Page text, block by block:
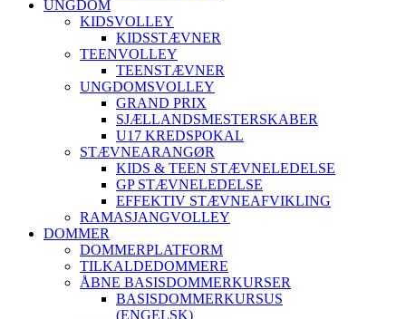
UNGDOM
KIDSVOLLEY
KIDSSTÆVNER
TEENVOLLEY
TEENSTÆVNER
UNGDOMSVOLLEY
GRAND PRIX
SJÆLLANDSMESTERSKABER
U17 KREDSPOKAL
STÆVNEARANGØR
KIDS & TEEN STÆVNELEDELSE
GP STÆVNELEDELSE
EFFEKTIV STÆVNEAFVIKLING
RAMASJANGVOLLEY
DOMMER
DOMMERPLATFORM
TILKALDEDOMMERE
ÅBNE BASISDOMMERKURSER
BASISDOMMERKURSUS
(ENGELSK)